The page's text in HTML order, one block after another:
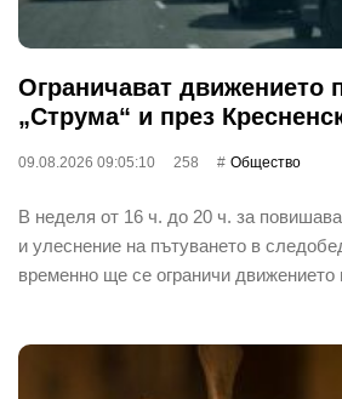
Ограничават движението
„Струма“ и през
09.08.2026 09:05:10 258 Общество
В неделя от 16 ч. до 20 ч. за
и улеснение на пътуването в
временно ще се ограничи